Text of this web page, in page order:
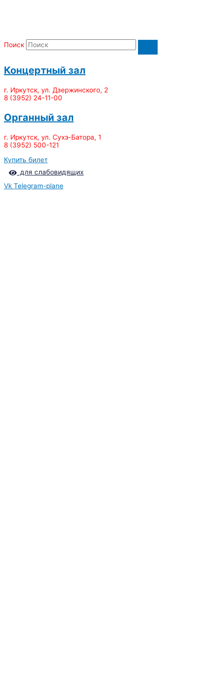
Поиск
Концертный зал
г. Иркутск, ул. Дзержинского, 2
8 (3952) 24-11-00
Органный зал
г. Иркутск, ул. Сухэ-Батора, 1
8 (3952) 500-121
Купить билет
для слабовидящих
Vk Telegram-plane